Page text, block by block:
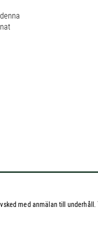
med anmälan till